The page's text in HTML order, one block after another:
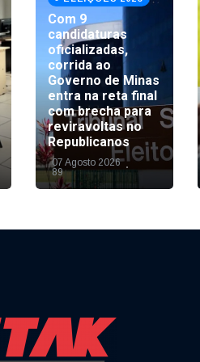
Com 9
candidaturas
oficializadas,
corrida ao
Governo de Minas
entra na reta final
com brecha para
reviravoltas no
Republicanos
07 Agosto 2026
89